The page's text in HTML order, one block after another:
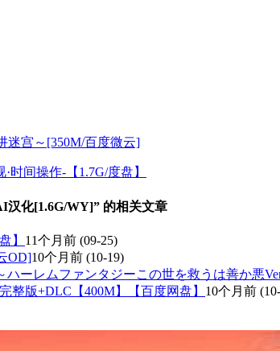
迷宫～[350M/百度微云]
时间操作-【1.7G/度盘】
汉化[1.6G/WY]” 的相关文章
】 11个月前 (09-25)
OD]10个月前 (10-19)
ーレムファンタジーこの世を救うは善か悪
整版+DLC【400M】【百度网盘】 10个月前